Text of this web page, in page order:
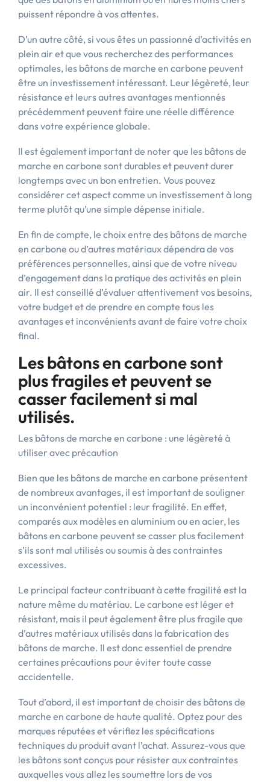
puissent répondre à vos attentes.
D’un autre côté, si vous êtes un passionné d’activités en
plein air et que vous recherchez des performances
optimales, les bâtons de marche en carbone peuvent
être un investissement intéressant. Leur légèreté, leur
résistance et leurs autres avantages mentionnés
précédemment peuvent faire une réelle différence
dans votre expérience globale.
Il est également important de noter que les bâtons de
marche en carbone sont durables et peuvent durer
longtemps avec un bon entretien. Vous pouvez
considérer cet aspect comme un investissement à long
terme plutôt qu’une simple dépense initiale.
En fin de compte, le choix entre des bâtons de marche
en carbone ou d’autres matériaux dépendra de vos
préférences personnelles, ainsi que de votre niveau
d’engagement dans la pratique des activités en plein
air. Il est conseillé d’évaluer attentivement vos besoins,
votre budget et de prendre en compte tous les
avantages et inconvénients avant de faire votre choix
final.
Les bâtons en carbone sont
plus fragiles et peuvent se
casser facilement si mal
utilisés.
Les bâtons de marche en carbone : une légèreté à
utiliser avec précaution
Bien que les bâtons de marche en carbone présentent
de nombreux avantages, il est important de souligner
un inconvénient potentiel : leur fragilité. En effet,
comparés aux modèles en aluminium ou en acier, les
bâtons en carbone peuvent se casser plus facilement
s’ils sont mal utilisés ou soumis à des contraintes
excessives.
Le principal facteur contribuant à cette fragilité est la
nature même du matériau. Le carbone est léger et
résistant, mais il peut également être plus fragile que
d’autres matériaux utilisés dans la fabrication des
bâtons de marche. Il est donc essentiel de prendre
certaines précautions pour éviter toute casse
accidentelle.
Tout d’abord, il est important de choisir des bâtons de
marche en carbone de haute qualité. Optez pour des
marques réputées et vérifiez les spécifications
techniques du produit avant l’achat. Assurez-vous que
les bâtons sont conçus pour résister aux contraintes
auxquelles vous allez les soumettre lors de vos